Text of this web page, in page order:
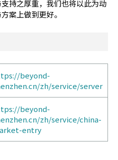
持之厚重，我们也将以此为动
案上做到更好。
beyond-
zh/service/server
beyond-
zh/service/china-
entry